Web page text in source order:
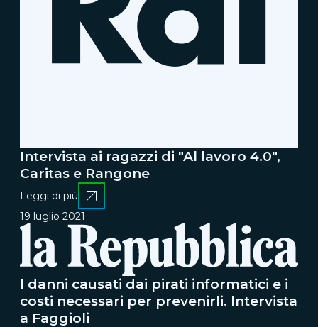
Intervista ai ragazzi di "Al lavoro 4.0",
Caritas e Rangone
Leggi di più
19 luglio 2021
I danni causati dai pirati informatici e i
costi necessari per prevenirli. Intervista
a Faggioli